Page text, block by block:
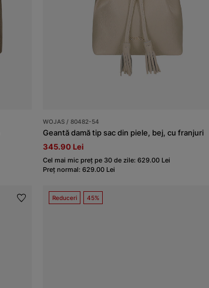
WOJAS / 80482-54
Geantă damă tip sac din piele, bej, cu franjuri
345.90 Lei
Cel mai mic preț pe 30 de zile: 629.00 Lei
Preț normal: 629.00 Lei
Reduceri 45%